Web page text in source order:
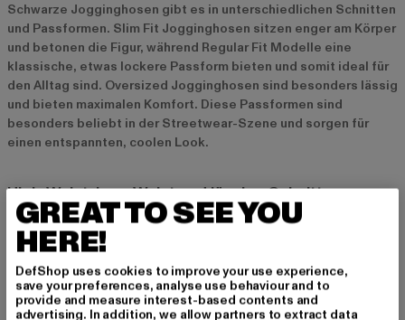
Schwarze Jogginghosen gibt es in unterschiedlichen Schnitten
und Passformen. Slim Fit Jogginghosen sitzen enger am Körper
und betonen die Figur, während Regular Fit Modelle eine
klassische, etwas lockere Passform bieten und somit ideal für
den Alltag sind. Oversized Jogginghosen sind besonders lässig
und bieten maximalen Komfort. Diese Passformen sind
besonders beliebt in der Streetwear-Szene und sorgen für
einen entspannten, coolen Look.
High-Waist, Low-Waist und lässige Schnitte
Auch bei der Taillenhöhe gibt es viele Optionen: High-Waist
Jogginghosen sind besonders im Trend, da sie die Taille
betonen und einen modernen Look kreieren. Low-Waist
Modelle sind perfekt für einen entspannten, sportlichen Stil.
Lässig geschnittene Jogginghosen bieten viel
Bewegungsfreiheit und eignen sich perfekt für
GREAT TO SEE YOU
HERE!
DefShop uses cookies to improve your use experience,
save your preferences, analyse use behaviour and to
provide and measure interest-based contents and
advertising. In addition, we allow partners to extract data